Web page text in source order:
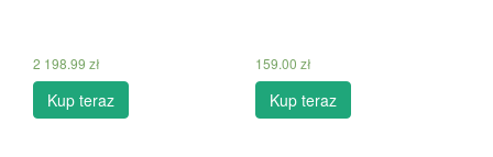
2 198.99 zł
Kup teraz
159.00 zł
Kup teraz